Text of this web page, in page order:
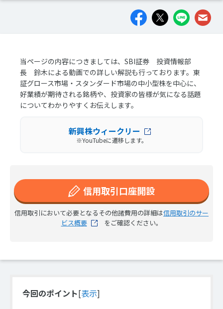
当ページの内容につきましては、SBI証券 投資情報部
長 鈴木による動画での詳しい解説も行っております。東
証グロース市場・スタンダード市場の中小型株を中心に、
好業績が期待される銘柄や、投資家の皆様が気になる話題
についてわかりやすくお伝えします。
新興株ウィークリー
※YouTubeに遷移します。
信用取引口座開設
信用取引において必要となるその他諸費用の詳細は信用取引のサー
ビス概要
をご確認ください。
今回のポイント[表示]